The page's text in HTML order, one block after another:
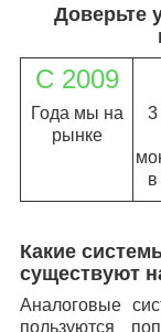
Доверьте
С 2009
Года мы на
рынке
3
Какие
существуют
Аналоговые
пользуются